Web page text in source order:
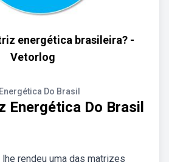
energética brasileira? -
Vetorlog
Do Brasil
Energética Do Brasil
rendeu uma das matrizes